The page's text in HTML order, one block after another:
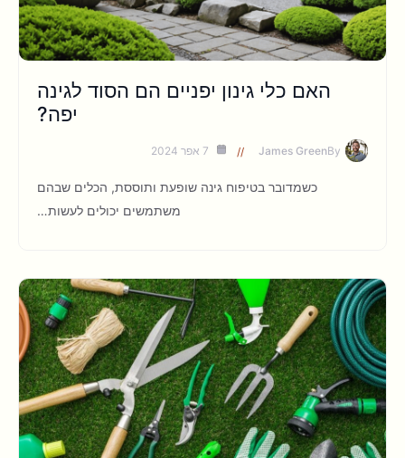
האם כלי גינון יפניים הם הסוד לגינה
יפה?
By
James Green
כשמדובר בטיפוח גינה שופעת ותוססת, הכלים שבהם
משתמשים יכולים לעשות…